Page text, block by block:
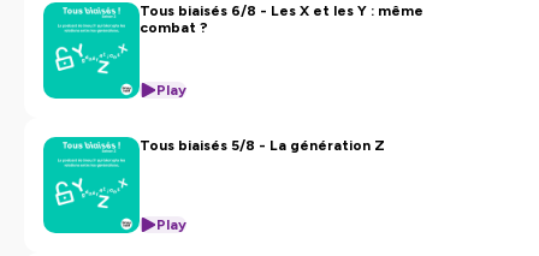
Tous biaisés 6/8 - Les X et les Y : même
combat ?
Play
Tous biaisés 5/8 - La génération Z
Play